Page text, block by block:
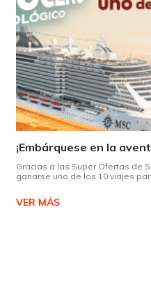
Gracias a las Super Ofertas de
ganarse uno de los 10 viajes
VER MÁS